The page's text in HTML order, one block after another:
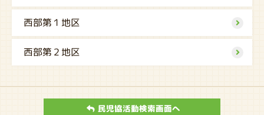
西部第１地区
西部第２地区
民児協活動検索画面へ